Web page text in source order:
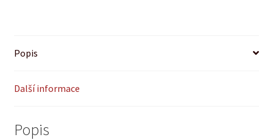
Popis
Další informace
Popis